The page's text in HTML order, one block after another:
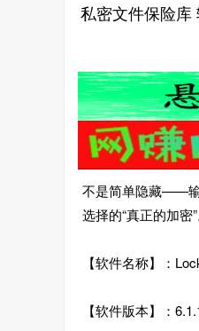
私密文件保险库
不是简单隐藏——输
选择的“真正的加密”
【软件名称】：
【软件版本】：